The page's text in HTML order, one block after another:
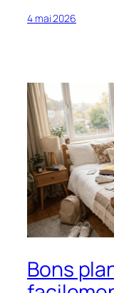
4 mai 2026
Bons